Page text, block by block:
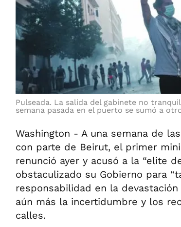
Pulseada. La salida del gabinete no
semana pasada en el puerto se sumó a
Washington - A una semana de
con parte de Beirut, el primer
renunció ayer y acusó a la “elite
obstaculizado su Gobierno para
responsabilidad en la
aún más la incertidumbre y los
calles.